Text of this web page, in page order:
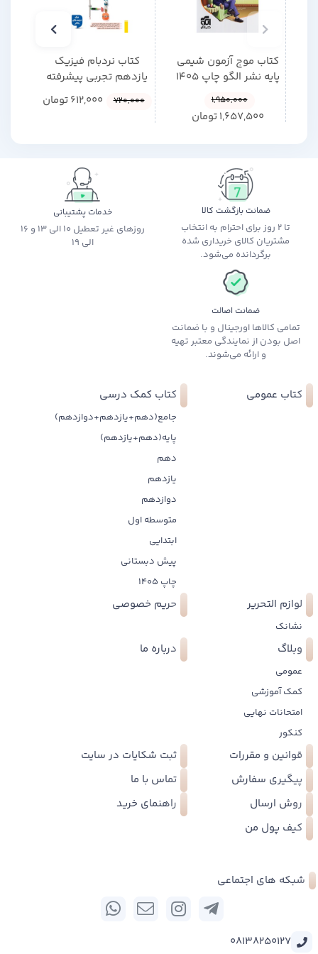
ارائه‌ی مباحث فیزیک پایه‌ی دوازدهم در جلد مکمل (جلد1)
کتاب موج آزمون شیمی
پایه نشر الگو چاپ 1405
1,950,000
1,657,500تومان
کتاب نردبام فیزیک
یازدهم تجربی پیشرفته
خیلی سبز چاپ 1404
720,000
612,000تومان
ضمانت بازگشت کالا
تا 2 روز برای احترام به انتخاب
مشتریان کالای خریداری شده
برگردانده می‌شود.
خدمات پشتیبانی
روزهای غیر تعطیل 10 الی 13 و 16
الی 19
ضمانت اصالت
تمامی کالاها اورجینال و با ضمانت
اصل بودن از نمایندگی معتبر تهیه
و ارائه می‌شوند.
کتاب عمومی کتاب کمک درسی
جامع(دهم+یازدهم+دوازدهم)
پایه(دهم+یازدهم)
دهم
یازدهم
دوازدهم
متوسطه اول
ابتدایی
پیش دبستانی
چاپ 1405
لوازم التحریر
نشانک
حریم خصوصی
وبلاگ
عمومی
کمک آموزشی
امتحانات نهایی
کنکور
درباره ما
قوانین و مقررات
ثبت شکایات در سایت
پیگیری سفارش
تماس با ما
روش ارسال
راهنمای خرید
کیف پول من
شبکه های اجتماعی
08138250127